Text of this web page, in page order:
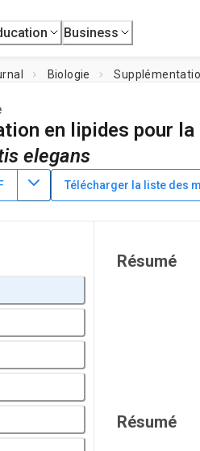
Business
Biologie
en lipides pour
elegans
9 décembre 2022
Tang Lee2,3,4,Meng C. Wang2,4,5,
Sciences,
Baylor College of Medicine
equally
Télécharger la liste des
Résumé
Résumé